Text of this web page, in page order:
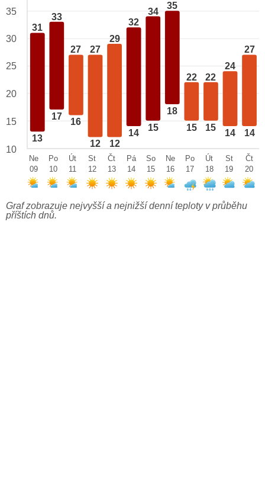
31
13
33
17
27
16
27
12
29
12
32
14
34
15
35
18
22
15
22
15
24
14
27
14
35
30
25
20
15
10
Ne
09
Po
10
Út
11
St
12
Čt
13
Pá
14
So
15
Ne
16
Po
17
Út
18
St
19
Čt
20
Graf zobrazuje nejvyšší a nejnižší denní teploty v průběhu
příštích dnů.